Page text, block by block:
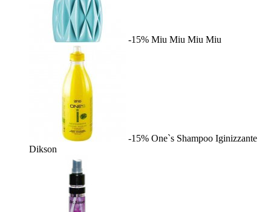
-15% Miu Miu Miu Miu
-15% One`s Shampoo Iginizzante
Dikson